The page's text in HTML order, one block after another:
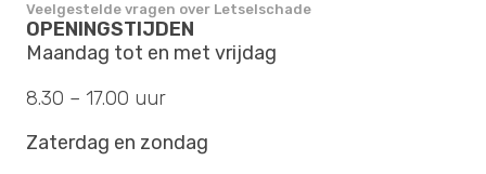
Veelgestelde vragen over Letselschade
OPENINGSTIJDEN
Maandag tot en met vrijdag
8.30 – 17.00 uur
Zaterdag en zondag